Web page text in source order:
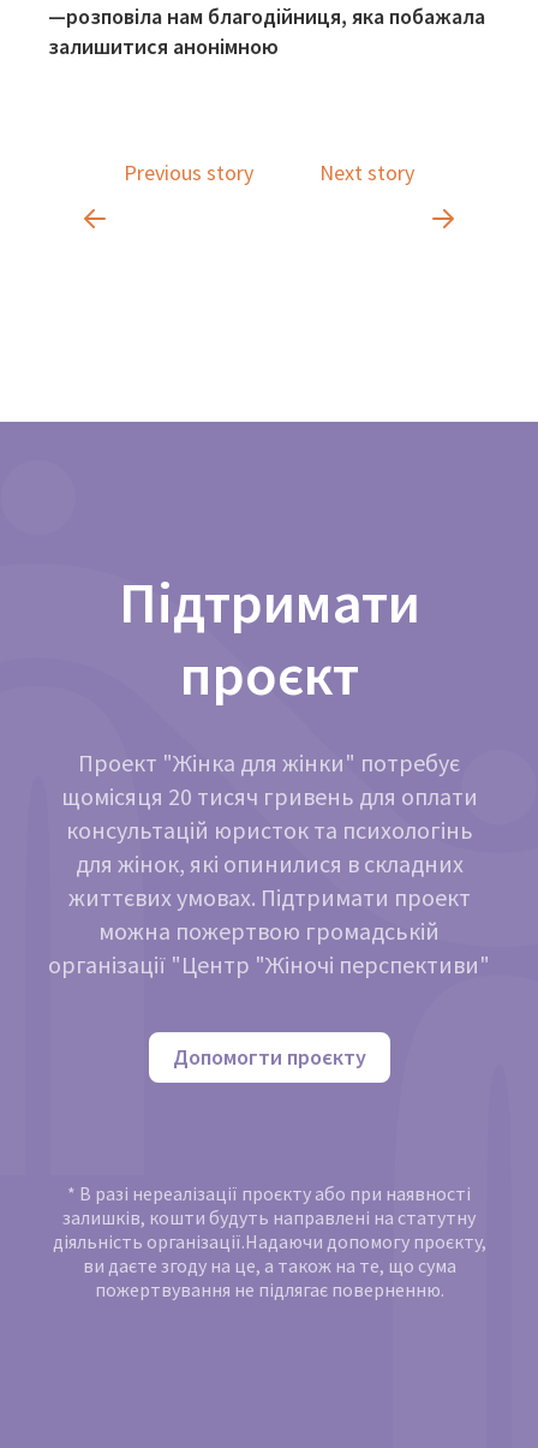
—розповіла нам благодійниця, яка побажала
залишитися анонімною
Previous story Next story
Підтримати
проєкт
Проект "Жінка для жінки" потребує
щомісяця 20 тисяч гривень для оплати
консультацій юристок та психологінь
для жінок, які опинилися в складних
життєвих умовах. Підтримати проект
можна пожертвою громадській
організації "Центр "Жіночі перспективи"
Допомогти проєкту
* В разі нереалізації проєкту або при наявності
залишків, кошти будуть направлені на статутну
діяльність організації.Надаючи допомогу проєкту,
ви даєте згоду на це, а також на те, що сума
пожертвування не підлягає поверненню.